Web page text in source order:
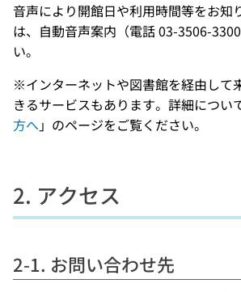
音声により開館日や利用時間等をお知
は、自動音声案内（電話 03-3506-
い。
※インターネットや図書館を経由して
きるサービスもあります。詳細につい
方へ 」のページをご覧ください。
2. アクセス
2-1. お問い合わせ先